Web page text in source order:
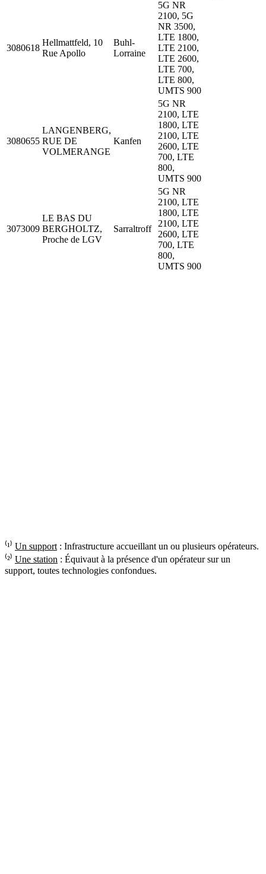
3080618
Hellmattfeld, 10
Rue Apollo
Buhl-
Lorraine
5G NR
2100, 5G
NR 3500,
LTE 1800,
LTE 2100,
LTE 2600,
LTE 700,
LTE 800,
UMTS 900
3080655
LANGENBERG,
RUE DE
VOLMERANGE
Kanfen
5G NR
2100, LTE
1800, LTE
2100, LTE
2600, LTE
700, LTE
800,
UMTS 900
3073009
LE BAS DU
BERGHOLTZ,
Proche de LGV
Sarraltroff
5G NR
2100, LTE
1800, LTE
2100, LTE
2600, LTE
700, LTE
800,
UMTS 900
⁽¹⁾ Un support : Infrastructure accueillant un ou plusieurs opérateurs.
⁽²⁾ Une station : Équivaut à la présence d'un opérateur sur un
support, toutes technologies confondues.